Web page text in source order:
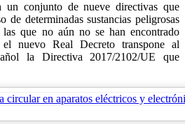
un conjunto de nueve directivas que
de determinadas sustancias peligrosas
las que no aún no se han encontrado
nuevo Real Decreto transpone al
la Directiva 2017/2102/UE que